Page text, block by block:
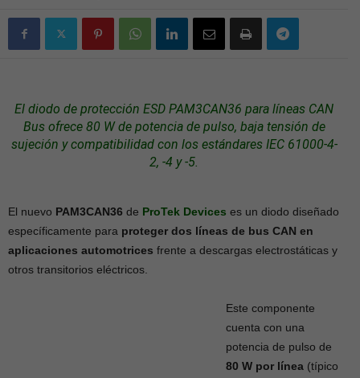
El diodo de protección ESD PAM3CAN36 para líneas CAN
Bus ofrece 80 Wde potenciade pulso, baja tensión de
sujeción y compatibilidad con los estándares IEC 61000-4-
2, -4 y -5.
El nuevo PAM3CAN36 de ProTek Devices es un diodo diseñado
específicamente para proteger dos líneas de bus CAN en
aplicaciones automotrices frente a descargas electrostáticas y
otros transitorios eléctricos.
Este componente
cuenta con una
potencia de pulso de
80 W por línea (típico